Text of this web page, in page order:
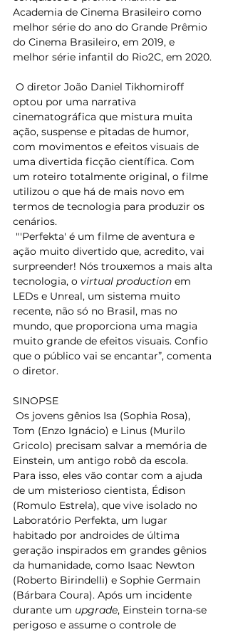
Academia de Cinema Brasileiro como
melhor série do ano do Grande Prêmio
do Cinema Brasileiro, em 2019, e
melhor série infantil do Rio2C, em 2020.
optou por uma narrativa
cinematográfica que mistura muita
ação, suspense e pitadas de humor,
com movimentos e efeitos visuais de
uma divertida ficção científica. Com
um roteiro totalmente original, o filme
utilizou o que há de mais novo em
termos de tecnologia para produzir os
cenários.
ação muito divertido que, acredito, vai
surpreender! Nós trouxemos a mais alta
tecnologia, o virtual production em
LEDs e Unreal, um sistema muito
recente, não só no Brasil, mas no
mundo, que proporciona uma magia
muito grande de efeitos visuais. Confio
que o público vai se encantar”, comenta
o diretor.
SINOPSE
Tom (Enzo Ignácio) e Linus (Murilo
Gricolo) precisam salvar a memória de
Einstein, um antigo robô da escola.
Para isso, eles vão contar com a ajuda
de um misterioso cientista, Édison
(Romulo Estrela), que vive isolado no
Laboratório Perfekta, um lugar
habitado por androides de última
geração inspirados em grandes gênios
da humanidade, como Isaac Newton
(Roberto Birindelli) e Sophie Germain
(Bárbara Coura). Após um incidente
durante um upgrade, Einstein torna-se
perigoso e assume o controle de